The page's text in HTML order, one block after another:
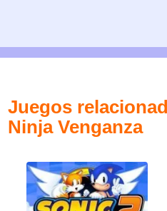
Juegos
Ninja Venganza